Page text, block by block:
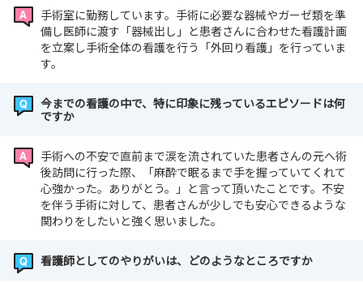
手術室に勤務しています。手術に必要な器械やガーゼ類を準
備し医師に渡す「器械出し」と患者さんに合わせた看護計画
を立案し手術全体の看護を行う「外回り看護」を行っていま
す。
今までの看護の中で、特に印象に残っているエピソードは何
ですか
手術への不安で直前まで涙を流されていた患者さんの元へ術
後訪問に行った際、「麻酔で眠るまで手を握っていてくれて
心強かった。ありがとう。」と言って頂いたことです。不安
を伴う手術に対して、患者さんが少しでも安心できるような
関わりをしたいと強く思いました。
看護師としてのやりがいは、どのようなところですか